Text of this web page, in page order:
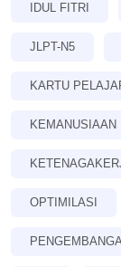
IDUL FITRI
JLPT-N5
KARTU
KEMANUSIAAN
OPTIMILASI